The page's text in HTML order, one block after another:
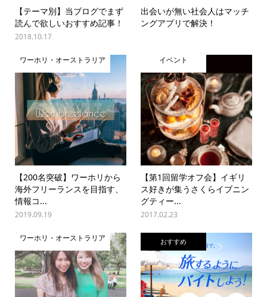
【テーマ別】当ブログでまず
読んで欲しいおすすめ記事！
2018.10.17
出会いが無い社会人はマッチ
ングアプリで解決！
ワーホリ・オーストラリア
【200名突破】ワーホリから
海外フリーランスを目指す、
情報コ...
2019.09.19
イベント
【第1回留学オフ会】イギリ
ス好きが集うさくらイブニン
グティー...
2017.02.23
ワーホリ・オーストラリア おすすめ